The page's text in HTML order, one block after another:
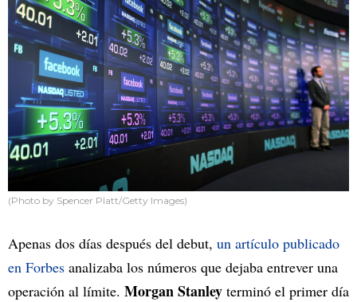
(Photo by Spencer Platt/Getty Images)
Apenas dos días después del debut, un artículo publicado
en Forbes analizaba los números que dejaba entrever una
operación al límite. Morgan Stanley terminó el primer día